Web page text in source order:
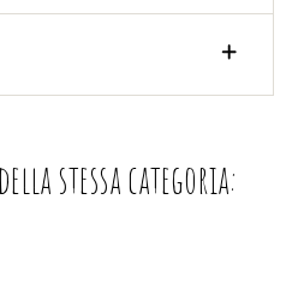
stessa categoria: